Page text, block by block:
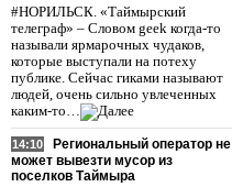
#НОРИЛЬСК. «Таймырский
телеграф» – Словом geek когда-то
называли ярмарочных чудаков,
которые выступали на потеху
публике. Сейчас гиками называют
людей, очень сильно увлеченных
каким-то…
14:10
Региональный оператор не
может вывезти мусор из
поселков Таймыра